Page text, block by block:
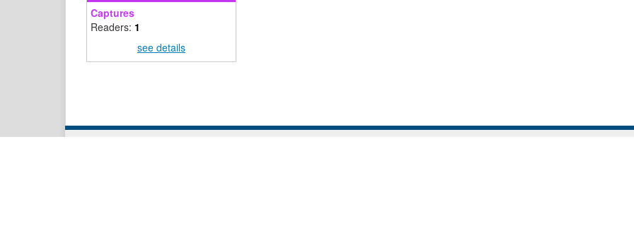
Captures
Readers: 1
see details